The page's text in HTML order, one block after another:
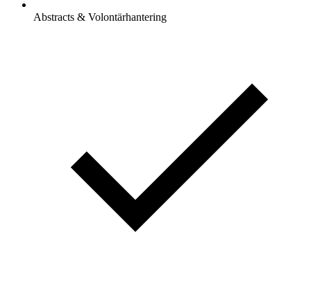
Abstracts & Volontärhantering